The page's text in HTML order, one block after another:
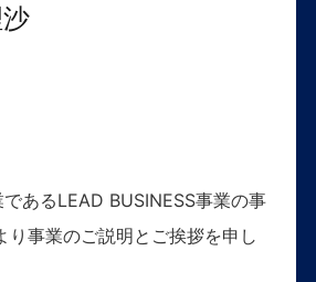
あるLEAD BUSINESS事業の事
り事業のご説明とご挨拶を申し